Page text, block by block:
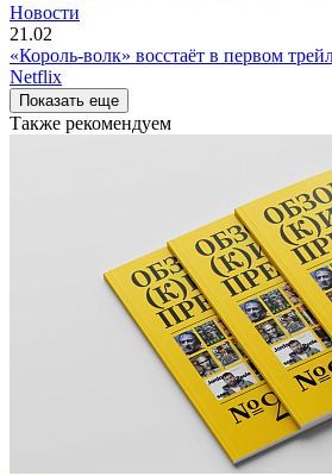
Новости
21.02
«Король-волк» восстаёт в первом
Netflix
Показать еще
Также рекомендуем